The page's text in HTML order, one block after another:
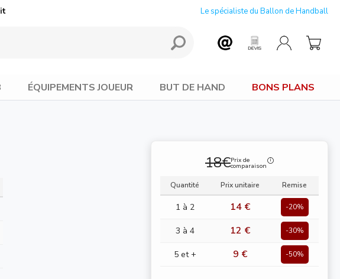
Le spécialiste du Ballon de Handball
ÉQUIPEMENTS JOUEUR BUT DE HAND BONS PLANS
18€Prix de
comparaison
Quantité Prix unitaire Remise
1 à 2 14 € -20%
3 à 4 12 € -30%
5 et + 9 € -50%